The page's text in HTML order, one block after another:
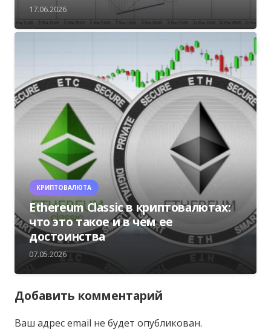
17.06.2026
КРИПТОВАЛЮТА
Ethereum Classic в криптовалютах:
что это такое и в чем ее
достоинства
07.05.2026
Добавить комментарий
Ваш адрес email не будет опубликован.